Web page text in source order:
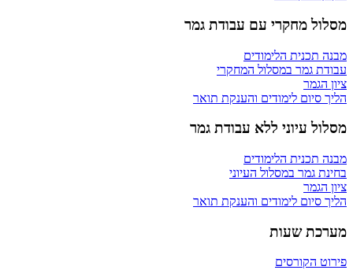
מסלול מחקרי עם עבודת גמר
מבנה תכנית הלימודים
עבודת גמר במסלול המחקרי
ציון הגמר
הליך סיום לימודים והענקת תואר
מסלול עיוני ללא עבודת גמר
מבנה תכנית הלימודים
בחינת גמר במסלול העיוני
ציון הגמר
הליך סיום לימודים והענקת תואר
מערכת שעות
פירוט הקורסים